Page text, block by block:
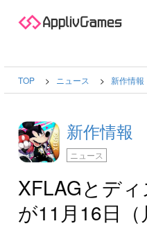
TOP ニュース 新作情報
新作情報
ニュース
XFLAGとディ
が11月16日（